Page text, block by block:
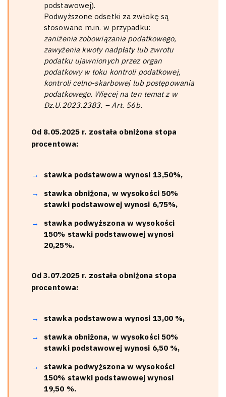
podstawowej).
Podwyższone odsetki za zwłokę są
stosowane m.in. w przypadku:
zaniżenia zobowiązania podatkowego,
zawyżenia kwoty nadpłaty lub zwrotu
podatku ujawnionych przez organ
podatkowy w toku kontroli podatkowej,
kontroli celno-skarbowej lub postępowania
podatkowego. Więcej na ten temat z w
Dz.U.2023.2383. – Art. 56b.
Od 8.05.2025 r. została obniżona stopa
procentowa:
stawka podstawowa wynosi 13,50%,
stawka obniżona, w wysokości 50%
stawki podstawowej wynosi 6,75%,
stawka podwyższona w wysokości
150% stawki podstawowej wynosi
20,25%.
Od 3.07.2025 r. została obniżona stopa
procentowa:
stawka podstawowa wynosi 13,00 %,
stawka obniżona, w wysokości 50%
stawki podstawowej wynosi 6,50 %,
stawka podwyższona w wysokości
150% stawki podstawowej wynosi
19,50 %.